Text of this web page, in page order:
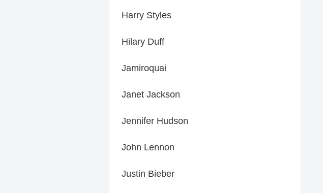
Harry Styles
Hilary Duff
Jamiroquai
Janet Jackson
Jennifer Hudson
John Lennon
Justin Bieber